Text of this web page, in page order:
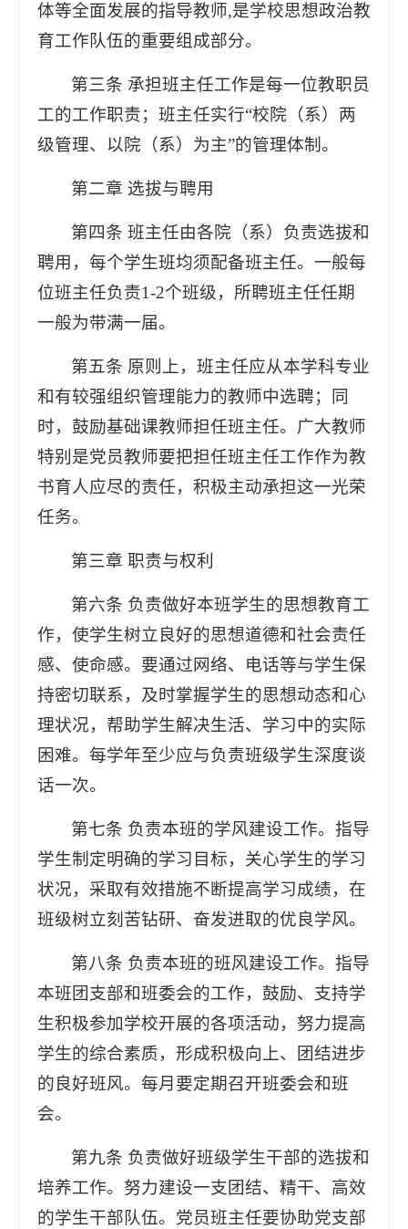
体等全面发展的指导教师,是学校思想政治教
育工作队伍的重要组成部分。
第三条 承担班主任工作是每一位教职员
工的工作职责；班主任实行“校院（系）两
级管理、以院（系）为主”的管理体制。
第二章 选拔与聘用
第四条 班主任由各院（系）负责选拔和
聘用，每个学生班均须配备班主任。一般每
位班主任负责1-2个班级，所聘班主任任期
一般为带满一届。
第五条 原则上，班主任应从本学科专业
和有较强组织管理能力的教师中选聘；同
时，鼓励基础课教师担任班主任。广大教师
特别是党员教师要把担任班主任工作作为教
书育人应尽的责任，积极主动承担这一光荣
任务。
第三章 职责与权利
第六条 负责做好本班学生的思想教育工
作，使学生树立良好的思想道德和社会责任
感、使命感。要通过网络、电话等与学生保
持密切联系，及时掌握学生的思想动态和心
理状况，帮助学生解决生活、学习中的实际
困难。每学年至少应与负责班级学生深度谈
话一次。
第七条 负责本班的学风建设工作。指导
学生制定明确的学习目标，关心学生的学习
状况，采取有效措施不断提高学习成绩，在
班级树立刻苦钻研、奋发进取的优良学风。
第八条 负责本班的班风建设工作。指导
本班团支部和班委会的工作，鼓励、支持学
生积极参加学校开展的各项活动，努力提高
学生的综合素质，形成积极向上、团结进步
的良好班风。每月要定期召开班委会和班
会。
第九条 负责做好班级学生干部的选拔和
培养工作。努力建设一支团结、精干、高效
的学生干部队伍。党员班主任要协助党支部